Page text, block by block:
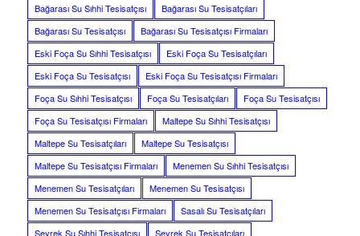
Bağarası Su Sıhhi Tesisatçısı
Bağarası Su Tesisatçıları
Bağarası Su Tesisatçısı
Bağarası Su Tesisatçısı Firmaları
Eski Foça Su Sıhhi Tesisatçısı
Eski Foça Su Tesisatçıları
Eski Foça Su Tesisatçısı
Eski Foça Su Tesisatçısı Firmaları
Foça Su Sıhhi Tesisatçısı
Foça Su Tesisatçıları
Foça Su Tesisatçısı
Foça Su Tesisatçısı Firmaları
Maltepe Su Sıhhi Tesisatçısı
Maltepe Su Tesisatçıları
Maltepe Su Tesisatçısı
Maltepe Su Tesisatçısı Firmaları
Menemen Su Sıhhi Tesisatçısı
Menemen Su Tesisatçıları
Menemen Su Tesisatçısı
Menemen Su Tesisatçısı Firmaları
Sasalı Su Tesisatçıları
Seyrek Su Sıhhi Tesisatçısı
Seyrek Su Tesisatçıları